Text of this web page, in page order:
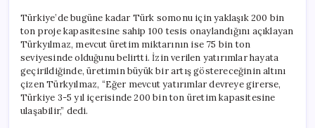
Türkiye’de bugüne kadar Türk somonu için yaklaşık 200 bin
ton proje kapasitesine sahip 100 tesis onaylandığını açıklayan
Türkyılmaz, mevcut üretim miktarının ise 75 bin ton
seviyesinde olduğunu belirtti. İzin verilen yatırımlar hayata
geçirildiğinde, üretimin büyük bir artış göstereceğinin altını
çizen Türkyılmaz, “Eğer mevcut yatırımlar devreye girerse,
Türkiye 3-5 yıl içerisinde 200 bin ton üretim kapasitesine
ulaşabilir,” dedi.